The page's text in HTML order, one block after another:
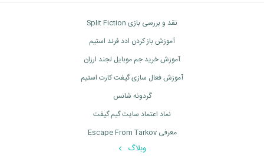
نقد و بررسی بازی Split Fiction
آموزش باز کردن ادد فرند استیم
آموزش خرید جم موبایل لجند ارزان
آموزش فعال سازی گیفت کارت استیم
گردونه شانس
نماد اعتماد سایت گیم گیفت
معرفی Escape From Tarkov
وبلاگ